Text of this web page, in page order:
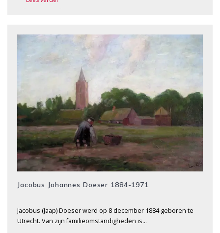
Jacobus Johannes Doeser 1884-1971
Jacobus (Jaap) Doeser werd op 8 december 1884 geboren te
Utrecht. Van zijn familieomstandigheden is…